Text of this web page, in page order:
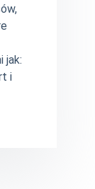
jak:
i